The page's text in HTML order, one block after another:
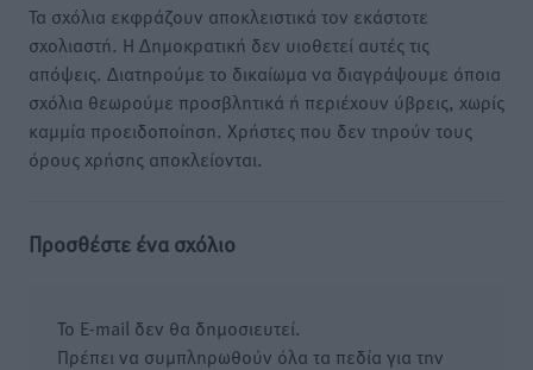
Τα σχόλια εκφράζουν αποκλειστικά τον εκάστοτε
σχολιαστή. Η Δημοκρατική δεν υιοθετεί αυτές τις
απόψεις. Διατηρούμε το δικαίωμα να διαγράψουμε όποια
σχόλια θεωρούμε προσβλητικά ή περιέχουν ύβρεις, χωρίς
καμμία προειδοποίηση. Χρήστες που δεν τηρούν τους
όρους χρήσης αποκλείονται.
Προσθέστε ένα σχόλιο
Το E-mail δεν θα δημοσιευτεί.
Πρέπει να συμπληρωθούν όλα τα πεδία για την